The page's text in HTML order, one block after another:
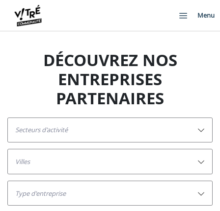
Menu
DÉCOUVREZ NOS
ENTREPRISES
PARTENAIRES
secteurs d'activité
villes
Type d'entreprise